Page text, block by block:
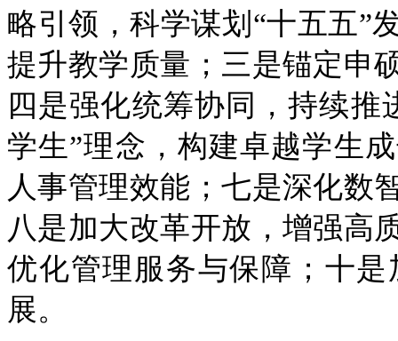
略引领，科学谋划“十五五”
提升教学质量；三是锚定申
四是强化统筹协同，持续
学生”理念，构建卓越学生
人事管理效能；七是深化数
八是加大改革开放，增强高
优化管理服务与保障；十
展。